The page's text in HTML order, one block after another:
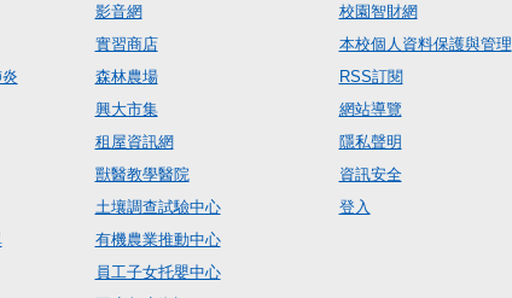
影音網
實習商店
森林農場
興大市集
租屋資訊網
獸醫教學醫院
土壤調查試驗中心
有機農業推動中心
員工子女托嬰中心
校園智財網
本校個人資料保護與管理
RSS訂閱
網站導覽
隱私聲明
資訊安全
登入